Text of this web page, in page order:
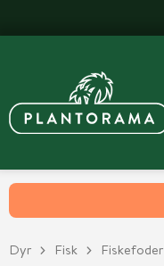
Dyr Fisk Fiskefoder